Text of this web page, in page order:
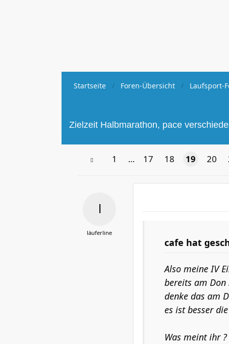
Startseite Foren-Übersicht Laufsport-
Zielzeit Halbmarathon, pace
1 … 17 18 19 20
läuferline
cafe hat
Also meine IV
bereits am
denke das am
es ist besser
Was meint ihr